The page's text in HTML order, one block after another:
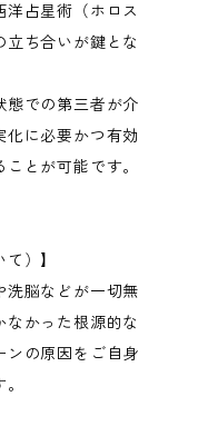
洋占星術（ホロス
ち合いが鍵とな
態での第三者が介
化に必要かつ有効
とが可能です。
）】
洗脳などが一切無
かった根源的な
ンの原因をご自身